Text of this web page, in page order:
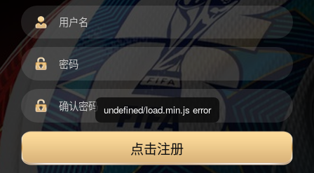
点击注册
undefined/load.min.js error